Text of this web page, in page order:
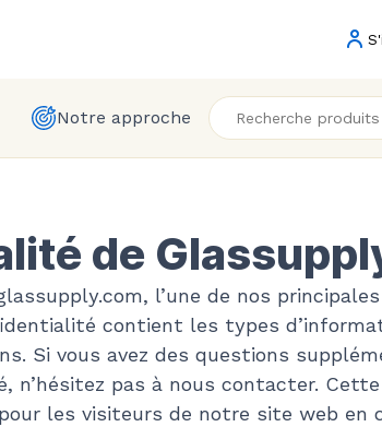
Notre approche
de
l’une de nos
contient les types
Si vous avez des questions
pas à nous contacter.
les visiteurs de notre site web en